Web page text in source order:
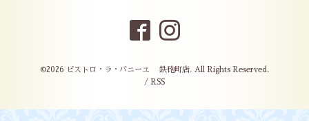
©2026 ビストロ・ラ・バニーユ 鉄砲町店. All Rights Reserved.
/ RSS